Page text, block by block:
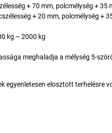
+ 70 mm, polcmélység + 35
+ 20 mm, polcmélység +
kg – 2000 kg
meghaladja a mélység 5-
egyenletesen elosztott terhelésre